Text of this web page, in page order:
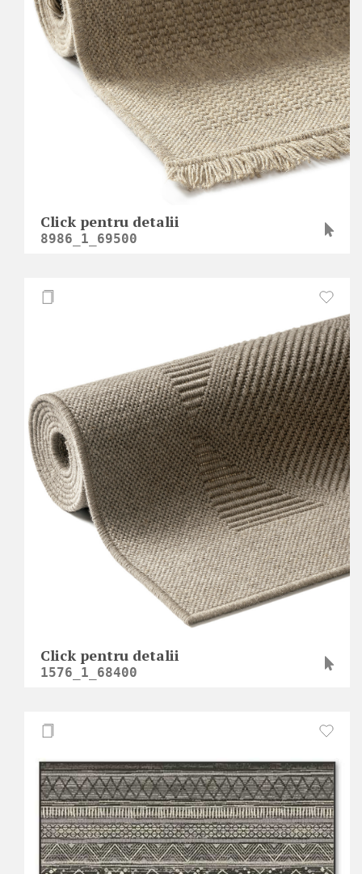
Click pentru detalii
8986_1_69500
Click pentru detalii
1576_1_68400